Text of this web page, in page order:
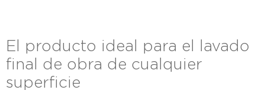
El producto ideal para el lavado
final de obra de cualquier
superficie